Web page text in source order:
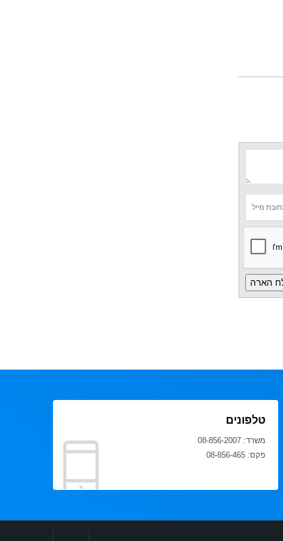
טלפונים
משרד: 08-856-2007
פקס: 08-856-465